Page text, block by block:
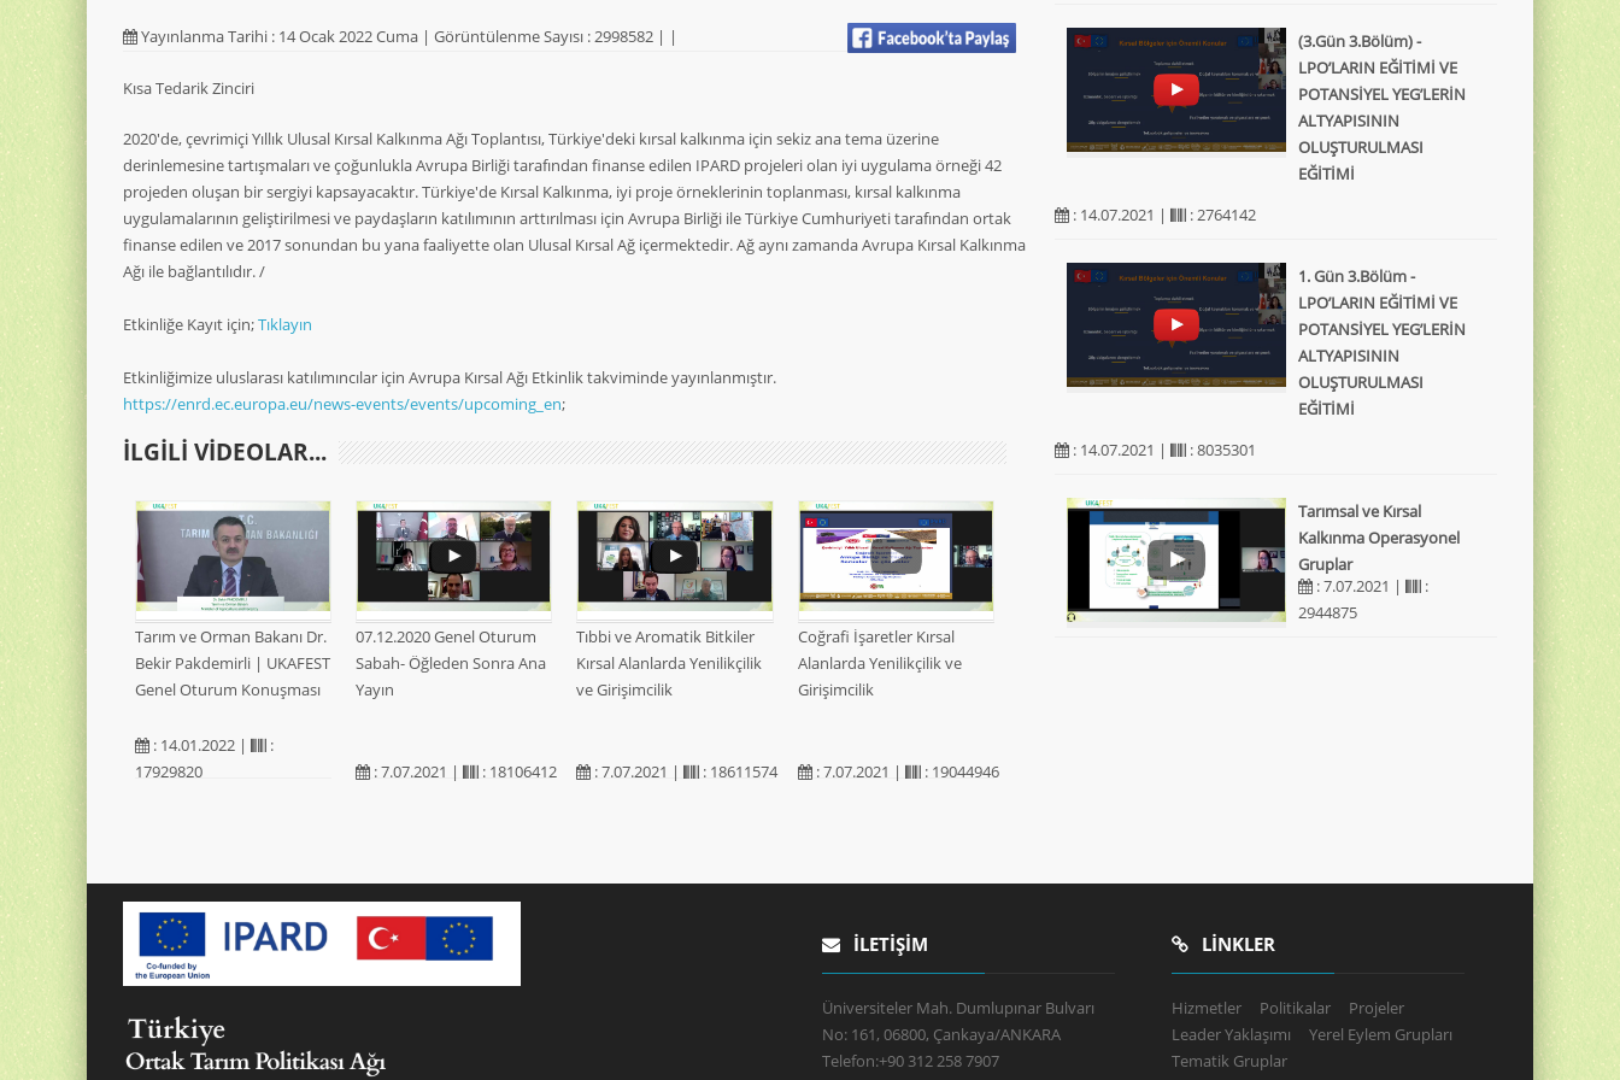
Yayınlanma Tarihi : 14 Ocak 2022 Cuma | Görüntülenme Sayısı : 2998582 | |
Kısa Tedarik Zinciri
2020'de, çevrimiçi Yıllık Ulusal Kırsal Kalkınma Ağı Toplantısı, Türkiye'deki kırsal kalkınma için sekiz ana tema üzerine
derinlemesine tartışmaları ve çoğunlukla Avrupa Birliği tarafından finanse edilen IPARD projeleri olan iyi uygulama örneği 42
projeden oluşan bir sergiyi kapsayacaktır. Türkiye'de Kırsal Kalkınma, iyi proje örneklerinin toplanması, kırsal kalkınma
uygulamalarının geliştirilmesi ve paydaşların katılımının arttırılması için Avrupa Birliği ile Türkiye Cumhuriyeti tarafından ortak
finanse edilen ve 2017 sonundan bu yana faaliyette olan Ulusal Kırsal Ağ içermektedir. Ağ aynı zamanda Avrupa Kırsal Kalkınma
Ağı ile bağlantılıdır. /
Etkinliğe Kayıt için;Tıklayın
Etkinliğimize uluslarası katılımıncılar için Avrupa Kırsal Ağı Etkinlik takviminde yayınlanmıştır.
https://enrd.ec.europa.eu/news-events/events/upcoming_en;
ILGILI VIDEOLAR...
Tarım ve Orman Bakanı Dr.
Bekir Pakdemirli | UKAFEST
Genel Oturum Konuşması
: 14.01.2022 |
:
17929820
07.12.2020 Genel Oturum
Sabah- Öğleden Sonra Ana
Yayın
: 7.07.2021 | : 18106412
Tıbbi ve Aromatik Bitkiler
Kırsal Alanlarda Yenilikçilik
ve Girişimcilik
: 7.07.2021 | : 18611574
Coğrafi İşaretler Kırsal
Alanlarda Yenilikçilik ve
Girişimcilik
: 7.07.2021 | : 19044946
(3.Gün 3.Bölüm) -
LPO’LARIN EĞİTİMİ VE
POTANSİYEL YEG’LERİN
ALTYAPISININ
OLUŞTURULMASI
EĞİTİMİ
: 14.07.2021 |
: 2764142
1. Gün 3.Bölüm -
LPO’LARIN EĞİTİMİ VE
POTANSİYEL YEG’LERİN
ALTYAPISININ
OLUŞTURULMASI
EĞİTİMİ
: 14.07.2021 |
: 8035301
Tarımsal ve Kırsal
Kalkınma Operasyonel
Gruplar
: 7.07.2021 |
:
2944875
İLETIŞIM
Üniversiteler Mah. Dumlupınar Bulvarı
No: 161, 06800, Çankaya/ANKARA
Telefon:+90 312 258 7907
LINKLER
Hizmetler Politikalar
Projeler
Leader Yaklaşımı
Yerel Eylem Grupları
Tematik Gruplar